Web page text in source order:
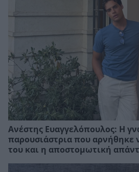
Ανέστης Ευαγγελόπουλος: Η
παρουσιάστρια που αρνήθηκε
του και η αποστομωτική